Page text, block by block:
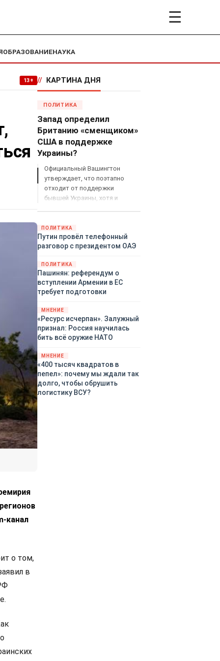
☰
ОБРАЗОВАНИЕНАУКА
13+
канал
о том,
в
// КАРТИНА ДНЯ
ПОЛИТИКА
Запад определил
Британию «сменщиком»
США в поддержке
Украины?
Официальный Вашингтон
утверждает, что поэтапно
отходит от поддержки
бывшей Украины, хотя и
закупленное ранее оружие.
Также американская
администрация скидывает на
киевского режима оружием,
которое стремится продавать
всем новым снабженцам.
Однако часто возникают
предположения о возможном
«сменщике» американцев на
этом позорном посту.
Рассмотрим, кто же рвётся на
ПОЛИТИКА
Путин провёл телефонный
разговор с президентом ОАЭ
ПОЛИТИКА
Пашинян: референдум о
вступлении Армении в ЕС
требует подготовки
МНЕНИЕ
«Ресурс исчерпан». Залужный
признал: Россия научилась
бить всё оружие НАТО
МНЕНИЕ
«400 тысяч квадратов в
пепел»: почему мы ждали так
долго, чтобы обрушить
логистику ВСУ?